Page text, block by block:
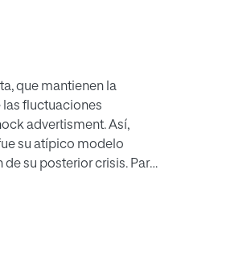
que mantienen la
las fluctuaciones
advertisment. Así,
su atípico modelo
su posterior crisis. Para
utilizadas por
utilizada por la empresa
pionera que ayudó a